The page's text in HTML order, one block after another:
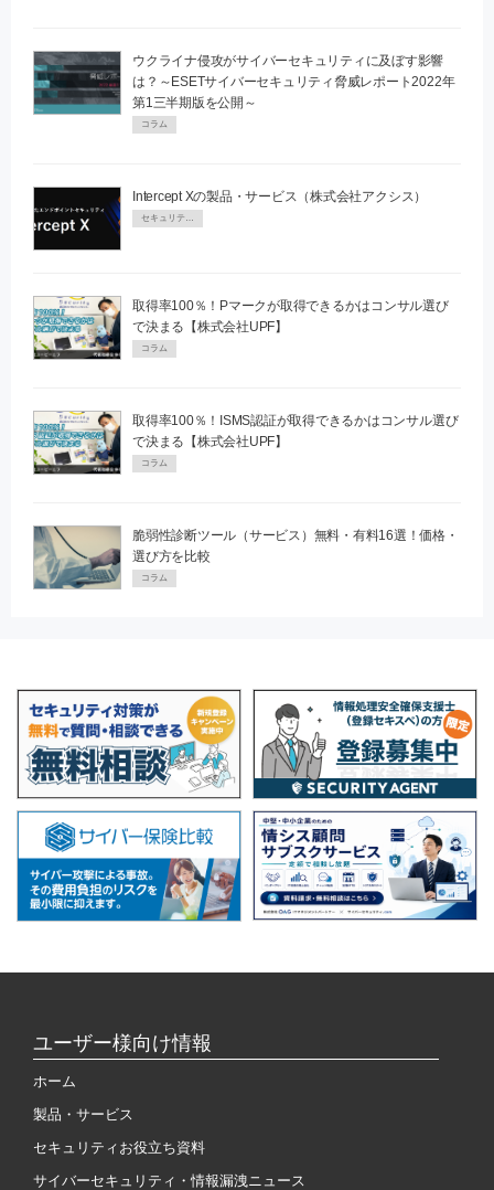
ウクライナ侵攻がサイバーセキュリティに及ぼす影響
は？～ESETサイバーセキュリティ脅威レポート2022年
第1三半期版を公開～
コラム
Intercept Xの製品・サービス（株式会社アクシス）
セキュリティPR
取得率100％！Pマークが取得できるかはコンサル選び
で決まる【株式会社UPF】
コラム
取得率100％！ISMS認証が取得できるかはコンサル選び
で決まる【株式会社UPF】
コラム
脆弱性診断ツール（サービス）無料・有料16選！価格・
選び方を比較
コラム
ユーザー様向け情報
ホーム
製品・サービス
セキュリティお役立ち資料
サイバーセキュリティ・情報漏洩ニュース